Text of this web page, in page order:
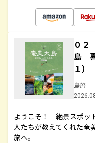
０
島
１
島旅
ようこそ！ 絶景スポッ
人たちが教えてくれた奄
旅へ。